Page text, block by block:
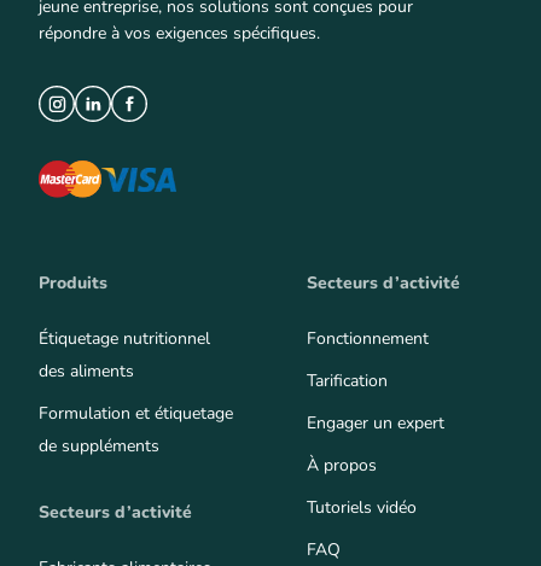
jeune entreprise, nos solutions sont conçues pour
répondre à vos exigences spécifiques.
Produits
Étiquetage nutritionnel
des aliments
Formulation et étiquetage
de suppléments
Secteurs d’activité
Secteurs d’activité
Fonctionnement
Tarification
Engager un expert
À propos
Tutoriels vidéo
FAQ